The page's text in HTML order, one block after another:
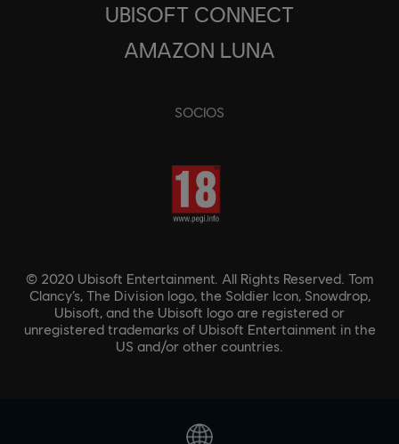
UBISOFT CONNECT
AMAZON LUNA
SOCIOS
© 2020 Ubisoft Entertainment. All Rights Reserved. Tom
Clancy’s, The Division logo, the Soldier Icon, Snowdrop,
Ubisoft, and the Ubisoft logo are registered or
unregistered trademarks of Ubisoft Entertainment in the
US and/or other countries.